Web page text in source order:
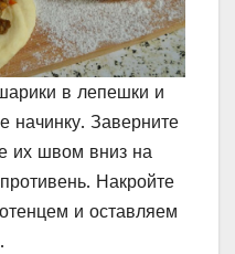
в лепешки и
начинку. Заверните
их швом вниз на
Накройте
и оставляем